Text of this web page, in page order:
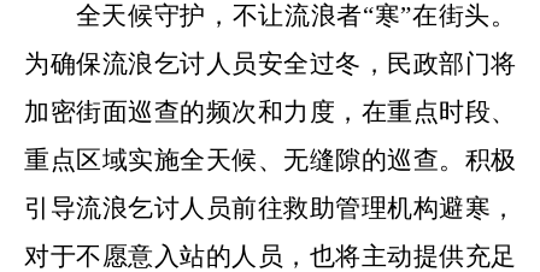
全天候守护，不让流浪者“寒”在街头。
为确保流浪乞讨人员安全过冬，民政部门将
加密街面巡查的频次和力度，在重点时段、
重点区域实施全天候、无缝隙的巡查。积极
引导流浪乞讨人员前往救助管理机构避寒，
对于不愿意入站的人员，也将主动提供充足